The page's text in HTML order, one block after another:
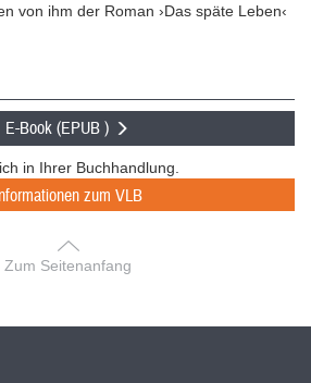
von ihm der Roman ›Das späte Leben‹
E-Book (EPUB )
in Ihrer Buchhandlung.
zum VLB
Zum Seitenanfang